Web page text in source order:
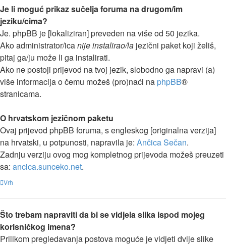
Je li moguć prikaz sučelja foruma na drugom/im
jeziku/cima?
Je. phpBB je [lokaliziran] preveden na više od 50 jezika.
Ako administrator/icanije instalirao/la jezični paket koji želiš,
pitaj ga/ju može li ga instalirati.
Ako ne postoji prijevod na tvoj jezik, slobodno ga napravi (a)
više informacija o čemu možeš (pro)naći na phpBB®
stranicama.
O hrvatskom jezičnom paketu
Ovaj prijevod phpBB foruma, s engleskog [originalna verzija]
na hrvatski, u potpunosti, napravila je: Ančica Sečan.
Zadnju verziju ovog mog kompletnog prijevoda možeš preuzeti
sa: ancica.sunceko.net.
Vrh
Što trebam napraviti da bi se vidjela slika ispod mojeg
korisničkog imena?
Prilikom pregledavanja postova moguće je vidjeti dvije slike